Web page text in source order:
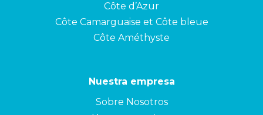
Côte d’Azur
Côte Camarguaise et Côte bleue
Côte Améthyste
Nuestra empresa
Sobre Nosotros